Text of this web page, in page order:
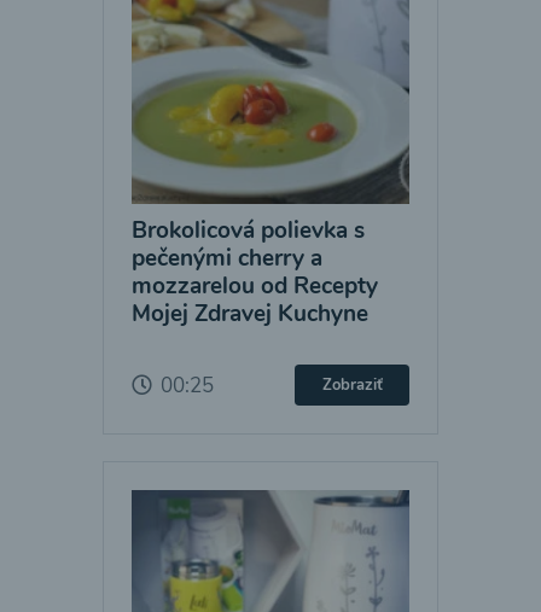
Brokolicová polievka s
pečenými cherry a
mozzarelou od Recepty
Mojej Zdravej Kuchyne
00:25 Zobraziť